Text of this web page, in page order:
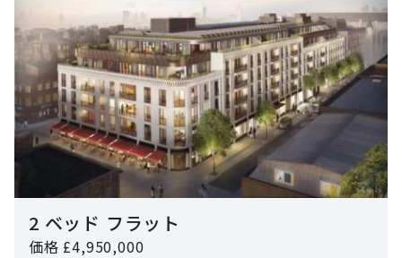
2 ベッド フラット
価格 £4,950,000